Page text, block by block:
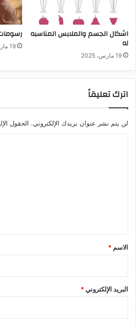
اشكال الجسم والملابس المناسبه
له
19 مارس، 2025
19 مارس، 2025
اترك تعليقاً
لن يتم نشر عنوان بريدك الإلكتروني. الحقول
*
الاسم *
البريد الإلكتروني*